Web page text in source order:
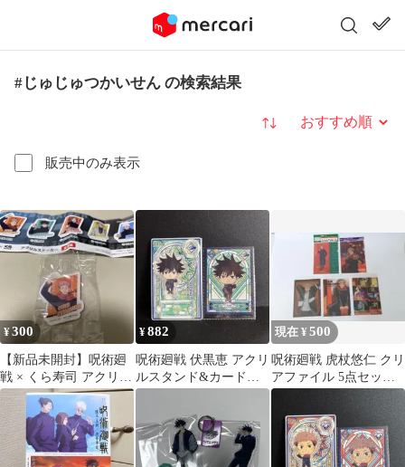
#じゅじゅつかいせん の検索結果
販売中のみ表示
並び替え
¥300
【新品未開封】呪術廻
戦 × くら寿司 アクリル
ステッカー 虎杖悠仁
¥882
呪術廻戦 伏黒恵 アクリ
ルスタンド&カードセ
ット
現在 ¥500
呪術廻戦 虎杖悠仁 クリ
アファイル 5点セット
まとめ売り クロレッツ
アサヒ